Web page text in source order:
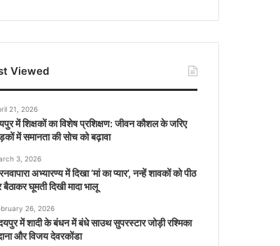
Viewed
21, 2026
में शिक्षकों का विशेष प्रशिक्षण: जीवन कौशल के जरिए
में समानता की सोच को बढ़ावा
3, 2026
अभ्यारण्य में दिखा ‘मां का प्यार’, नन्हें शावकों को पीठ
बैठाकर घूमती दिखी मादा भालू
26, 2026
में शादी के बंधन में बंधे साउथ सुपरस्टार जोड़ी रश्मिका
और विजय देवरकोंडा